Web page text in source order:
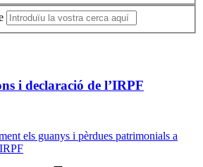
i declaració de l’IRPF
els guanys i pèrdues patrimonials a